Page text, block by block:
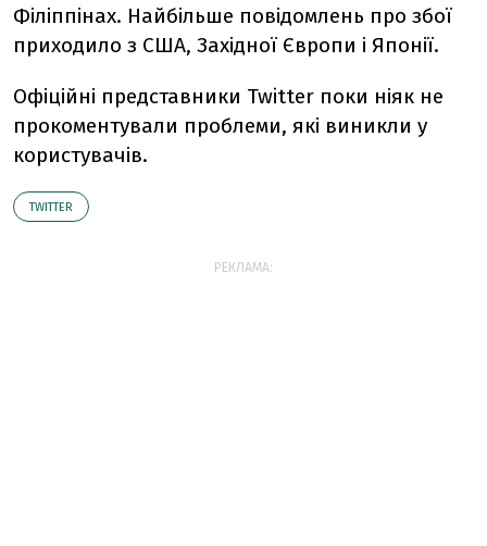
Філіппінах. Найбільше повідомлень про збої
приходило з США, Західної Європи і Японії.
Офіційні представники Twitter поки ніяк не
прокоментували проблеми, які виникли у
користувачів.
TWITTER
РЕКЛАМА: